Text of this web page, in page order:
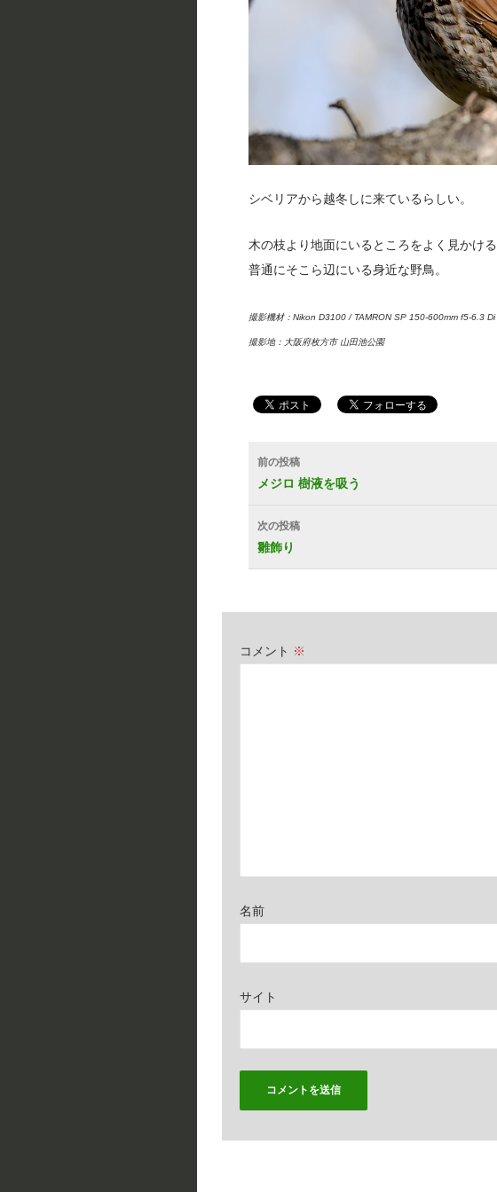
シベリアから越冬しに来ているらしい。
木の枝より地面にいるところをよく見かける
普通にそこら辺にいる身近な野鳥。
撮影機材：Nikon D3100 / TAMRON SP 150-600mm f5-6.3
撮影地：大阪府枚方市 山田池公園
投
稿
ナ
ビ
ー
シ
ョ
前の投稿
メジロ 樹液を吸う
次の投稿
雛飾り
コメント ※
名前
サイト